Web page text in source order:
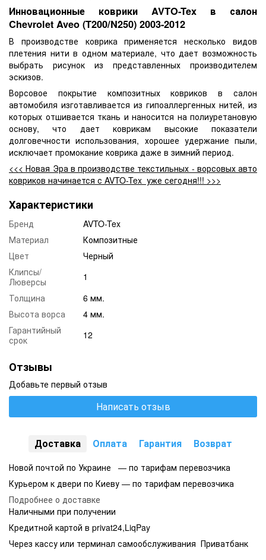
Инновационные коврики AVTO-Tex в салон
Chevrolet Aveo (T200/N250) 2003-2012
В производстве коврика применяется несколько видов
плетения нити в одном материале, что дает возможность
выбрать рисунок из представленных производителем
эскизов.
Ворсовое покрытие композитных ковриков в салон
автомобиля изготавливается из гипоаллергенных нитей, из
которых отшивается ткань и наносится на полиуретановую
основу, что дает коврикам высокие показатели
долговечности использования, хорошее удержание пыли,
исключает промокание коврика даже в зимний период.
<<< Новая Эра в производстве текстильных - ворсовых авто
ковриков начинается с AVTO-Tex уже сегодня!!! >>>
Характеристики
Бренд
AVTO-Tex
Материал
Композитные
Цвет
Черный
Клипсы/
Люверсы
1
Толщина
6 мм.
Высота ворса
4 мм.
Гарантийный
срок
12
Отзывы
Добавьте первый отзыв
Написать отзыв
Доставка Оплата Гарантия Возврат
Новой почтой по Украине — по тарифам перевозчика
Курьером к двери по Киеву — по тарифам перевозчика
Подробнее о доставке
Наличными при получении
Кредитной картой в privat24,LiqPay
Через кассу или терминал самообслуживания Приватбанк